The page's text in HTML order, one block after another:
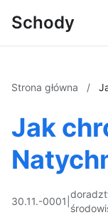
Schody
Strona główna /
Jak
30.11.-0001